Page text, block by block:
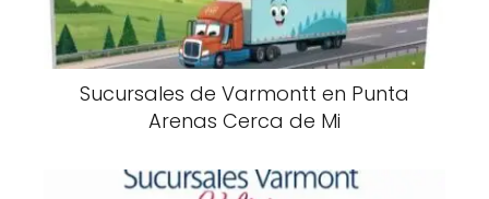
Sucursales de Varmontt en Punta
Arenas Cerca de Mi